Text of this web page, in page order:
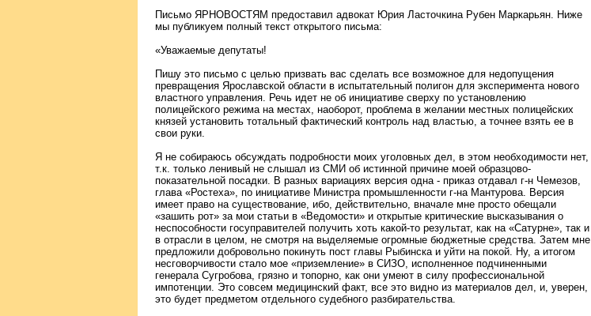
Письмо ЯРНОВОСТЯМ предоставил адвокат Юрия Ласточкина Рубен Маркарьян. Ниже
мы публикуем полный текст открытого письма:
«Уважаемые депутаты!
Пишу это письмо с целью призвать вас сделать все возможное для недопущения
превращения Ярославской области в испытательный полигон для эксперимента нового
властного управления. Речь идет не об инициативе сверху по установлению
полицейского режима на местах, наоборот, проблема в желании местных полицейских
князей установить тотальный фактический контроль над властью, а точнее взять ее в
свои руки.
Я не собираюсь обсуждать подробности моих уголовных дел, в этом необходимости нет,
т.к. только ленивый не слышал из СМИ об истинной причине моей образцово-
показательной посадки. В разных вариациях версия одна - приказ отдавал г-н Чемезов,
глава «Ростеха», по инициативе Министра промышленности г-на Мантурова. Версия
имеет право на существование, ибо, действительно, вначале мне просто обещали
«зашить рот» за мои статьи в «Ведомости» и открытые критические высказывания о
неспособности госуправителей получить хоть какой-то результат, как на «Сатурне», так и
в отрасли в целом, не смотря на выделяемые огромные бюджетные средства. Затем мне
предложили добровольно покинуть пост главы Рыбинска и уйти на покой. Ну, а итогом
несговорчивости стало мое «приземление» в СИЗО, исполненное подчиненными
генерала Сугробова, грязно и топорно, как они умеют в силу профессиональной
импотенции. Это совсем медицинский факт, все это видно из материалов дел, и, уверен,
это будет предметом отдельного судебного разбирательства.